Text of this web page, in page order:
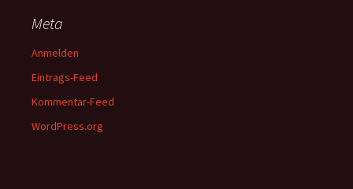
Meta
Anmelden
Eintrags-Feed
Kommentar-Feed
WordPress.org